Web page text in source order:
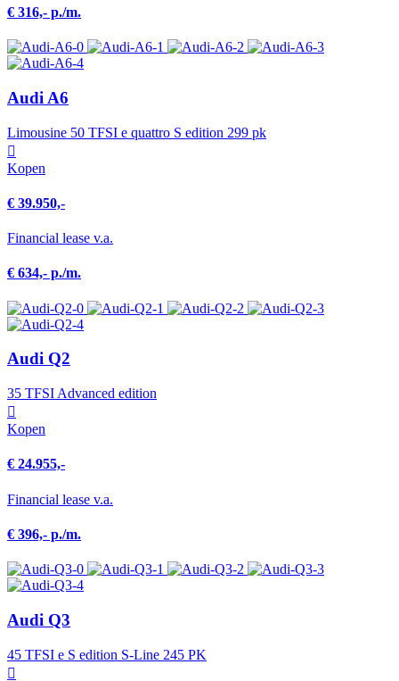
€ 316,- p./m.
Audi A6
Limousine 50 TFSI e quattro S edition 299 pk
Kopen
€ 39.950,-
Financial lease v.a.
€ 634,- p./m.
Audi Q2
35 TFSI Advanced edition
Kopen
€ 24.955,-
Financial lease v.a.
€ 396,- p./m.
Audi Q3
45 TFSI e S edition S-Line 245 PK